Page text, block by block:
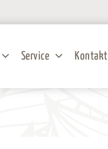
Service Kontakt